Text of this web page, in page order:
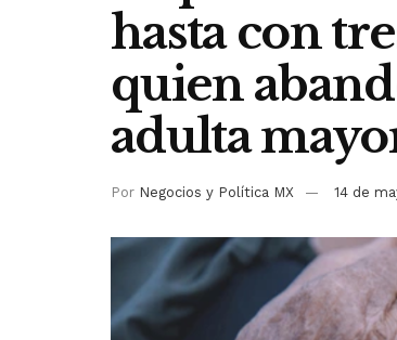
hasta con
quien
adulta
Por Negocios y Política MX 14 de